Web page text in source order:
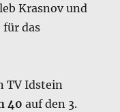
Krasnov und
das
TV Idstein
40 auf den 3.